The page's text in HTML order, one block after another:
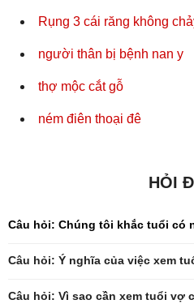
Rụng 3 cái răng không
người thân bị bệnh nan y
thợ mộc cắt gỗ
ném điên thoại đê
HỎI
Câu hỏi: Chúng tôi khắc tuổi có
Câu hỏi: Vì sao cần xem tuổi vợ